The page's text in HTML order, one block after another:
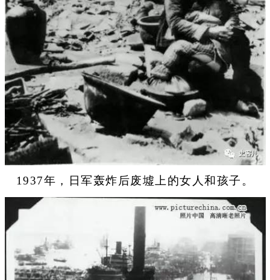
1937年，日军轰炸后废墟上的女人和孩子。